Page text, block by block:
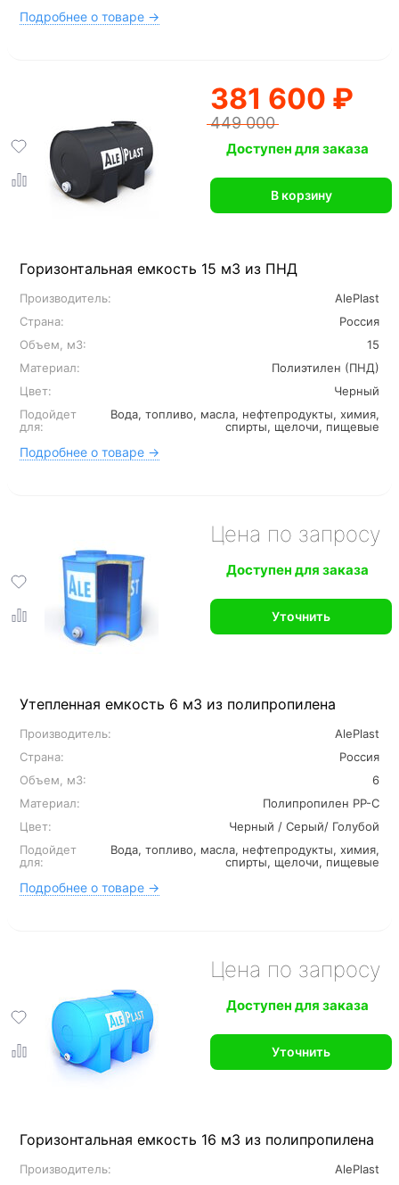
Подробнее о товаре →
Горизонтальная емкость 15 м3 из ПНД
Производитель:
AlePlast
Страна:
Россия
Объем, м3:
15
Материал:
Полиэтилен (ПНД)
Цвет:
Черный
Подойдет
для:
Вода, топливо, масла, нефтепродукты, химия,
спирты, щелочи, пищевые
Подробнее о товаре →
381 600 ₽
449 000
Доступен для заказа
В корзину
Утепленная емкость 6 м3 из полипропилена
Производитель:
AlePlast
Страна:
Россия
Объем, м3:
6
Материал:
Полипропилен PP-C
Цвет:
Черный / Серый/ Голубой
Подойдет
для:
Вода, топливо, масла, нефтепродукты, химия,
спирты, щелочи, пищевые
Подробнее о товаре →
Цена по запросу
Доступен для заказа
Уточнить
Горизонтальная емкость 16 м3 из полипропилена
Производитель: AlePlast
Цена по запросу
Доступен для заказа
Уточнить